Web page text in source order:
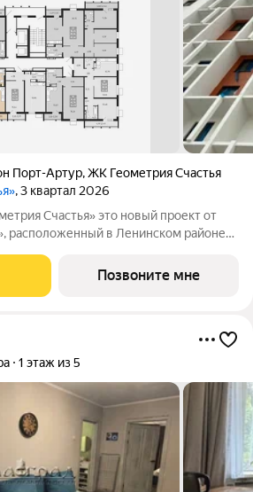
Порт-Артур,ЖК Геометрия Счастья
, 3 квартал 2026
это новый проект от
расположенный в Ленинском районе
из трехслойных панелей завода
Позвоните мне
1 этаж из 5